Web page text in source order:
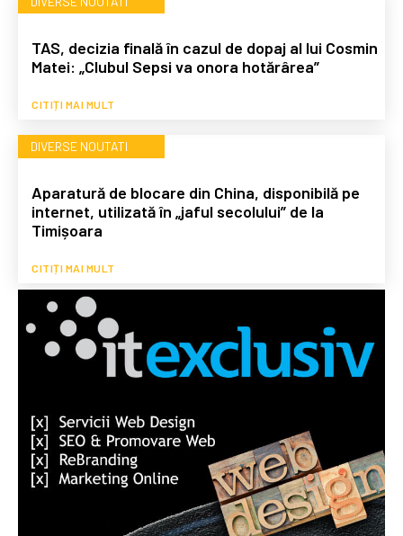
TAS, decizia finală în cazul de dopaj al lui Cosmin
Matei: „Clubul Sepsi va onora hotărârea”
CITIȚI MAI MULT
DIVERSE NOUTATI
Aparatură de blocare din China, disponibilă pe
internet, utilizată în „jaful secolului” de la
Timișoara
CITIȚI MAI MULT